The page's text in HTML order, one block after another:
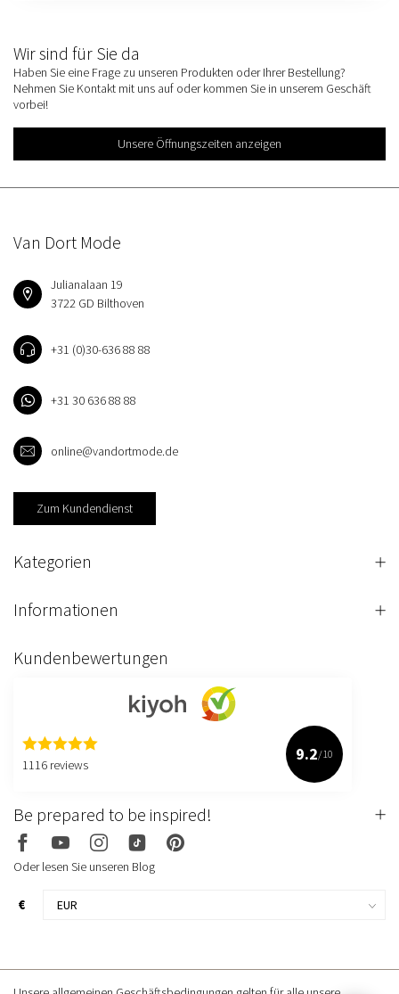
Wir sind für Sie da
Haben Sie eine Frage zu unseren Produkten oder Ihrer Bestellung?
Nehmen Sie Kontakt mit uns auf oder kommen Sie in unserem Geschäft
vorbei!
Unsere Öffnungszeiten anzeigen
Van Dort Mode
Julianalaan 19
3722 GD Bilthoven
+31 (0)30-636 88 88
+31 30 636 88 88
online@vandortmode.de
Zum Kundendienst
Kategorien
Informationen
Kundenbewertungen
1116 reviews
9.2/10
Be prepared to be inspired!
Oder lesen Sie unseren Blog
€